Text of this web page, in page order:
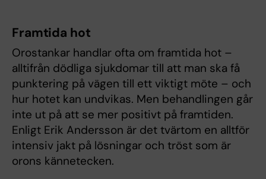
Framtida hot
Orostankar handlar ofta om framtida hot –
alltifrån dödliga sjukdomar till att man ska få
punktering på vägen till ett viktigt möte – och
hur hotet kan undvikas. Men behandlingen går
inte ut på att se mer positivt på framtiden.
Enligt Erik Andersson är det tvärtom en alltför
intensiv jakt på lösningar och tröst som är
orons kännetecken.